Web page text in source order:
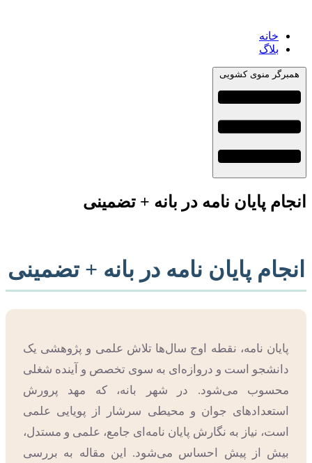
خانه
بلاگ
همبرگر منوی کشویی
انجام پایان نامه در بانه + تضمینی
انجام پایان نامه در بانه + تضمینی
پایان نامه، نقطه اوج سال‌ها تلاش علمی و پژوهشی یک
دانشجو است و دروازه‌ای به سوی تخصص و آینده شغلی
محسوب می‌شود. در شهر بانه، که مهد پرورش
استعدادهای جوان و محیطی سرشار از پویایی علمی
است، نیاز به نگارش پایان نامه‌ای جامع، علمی و مستدل،
بیش از پیش احساس می‌شود. این مقاله به بررسی